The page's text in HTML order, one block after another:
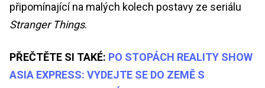
připomínající na malých kolech postavy ze seriálu
Stranger Things.
PŘEČTĚTE SI TAKÉ: PO STOPÁCH REALITY SHOW
ASIA EXPRESS: VYDEJTE SE DO ZEMĚ S